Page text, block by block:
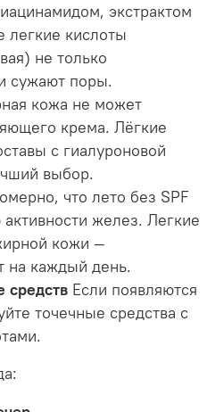
экстрактом
легкие кислоты
не только
сужают поры.
кожа не может
крема. Лёгкие
с гиалуроновой
выбор.
что лето без SPF
желез. Легкие
кожи —
на каждый день.
средств Если появляются
точечные средства с